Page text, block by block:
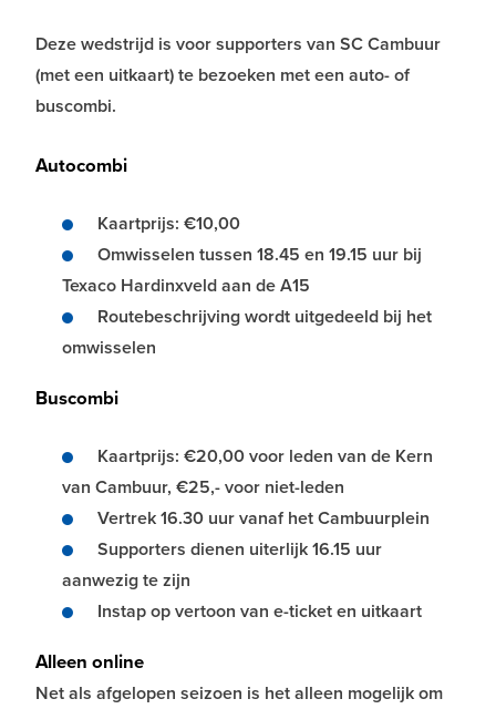
Deze wedstrijd is voor supporters van SC Cambuur
(met een uitkaart) te bezoeken met een auto- of
buscombi.
Autocombi
Kaartprijs: €10,00
Omwisselen tussen 18.45 en 19.15 uur bij
Texaco Hardinxveld aan de A15
Routebeschrijving wordt uitgedeeld bij het
omwisselen
Buscombi
Kaartprijs: €20,00 voor leden van de Kern
van Cambuur, €25,- voor niet-leden
Vertrek 16.30 uur vanaf het Cambuurplein
Supporters dienen uiterlijk 16.15 uur
aanwezig te zijn
Instap op vertoon van e-ticket en uitkaart
Alleen online
Net als afgelopen seizoen is het alleen mogelijk om